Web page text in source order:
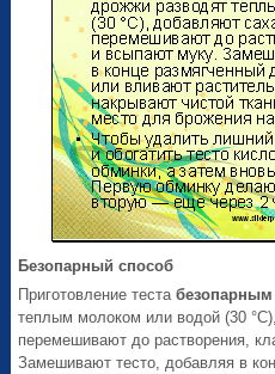
Безопарный способ
Приготовление тестабезопарным
теплым молоком или водой (30
перемешивают до растворения,
Замешивают тесто, добавляя в